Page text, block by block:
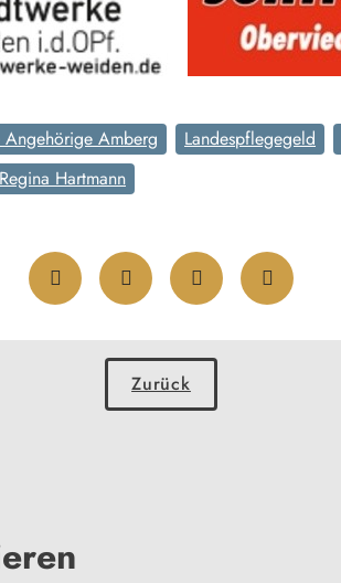
Amberg Landespflegegeld
Regina Hartmann
Zurück